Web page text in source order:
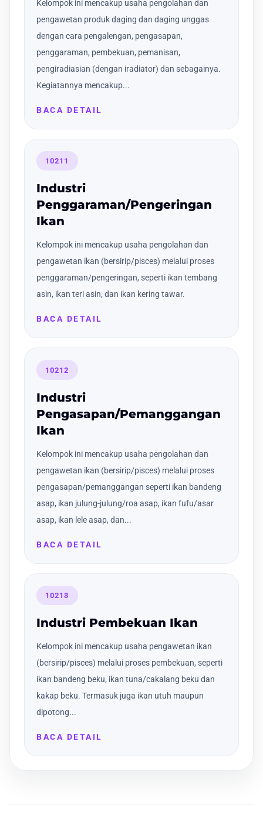
Kelompok ini mencakup usaha pengolahan dan
pengawetan produk daging dan daging unggas
dengan cara pengalengan, pengasapan,
penggaraman, pembekuan, pemanisan,
pengiradiasian (dengan iradiator) dan sebagainya.
Kegiatannya mencakup...
BACA DETAIL
10211
Industri
Penggaraman/Pengeringan
Ikan
Kelompok ini mencakup usaha pengolahan dan
pengawetan ikan (bersirip/pisces) melalui proses
penggaraman/pengeringan, seperti ikan tembang
asin, ikan teri asin, dan ikan kering tawar.
BACA DETAIL
10212
Industri
Pengasapan/Pemanggangan
Ikan
Kelompok ini mencakup usaha pengolahan dan
pengawetan ikan (bersirip/pisces) melalui proses
pengasapan/pemanggangan seperti ikan bandeng
asap, ikan julung-julung/roa asap, ikan fufu/asar
asap, ikan lele asap, dan...
BACA DETAIL
10213
Industri Pembekuan Ikan
Kelompok ini mencakup usaha pengawetan ikan
(bersirip/pisces) melalui proses pembekuan, seperti
ikan bandeng beku, ikan tuna/cakalang beku dan
kakap beku. Termasuk juga ikan utuh maupun
dipotong...
BACA DETAIL